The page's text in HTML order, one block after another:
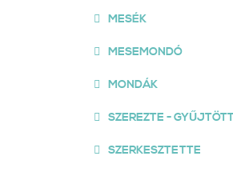
MESÉK
MESEMONDÓ
MONDÁK
SZEREZTE -
SZERKESZTETTE